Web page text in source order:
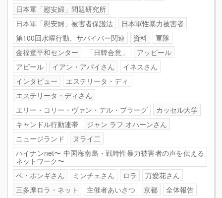
日本軍「慰安婦」問題研究所
日本軍「慰安婦」被害者保護法
日本軍性暴力被害者
第100回水曜行動、サバイバー関連
資料
軍隊
金福童平和センター
「日韓合意」
アッピール
アピール
イアン・アパイさん
イネスさん
インタビュー
エステリータ・ディ
エステリータ・ディさん
エリー・コリー・ヴァン・デル・プラーグ
カッセル大学
キャンドル行動連帯
ジャン ラフ オハーンさん
ニュージランド
ヌライ二
ハイナンnet〜 中国海南島・戦時性暴力被害者の声を伝える
ネットワーク〜
ペ・ポンギさん
ミンチェさん ロラ
万愛花さん
三多摩ロラ・ネット
主催者あいさつ 京都
全体報告